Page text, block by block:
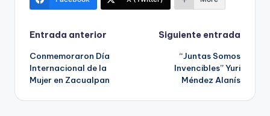
Navegación
de
entradas
Entrada anterior
Conmemoraron Día
Internacional de la
Mujer en Zacualpan
Siguiente entrada
“Juntas Somos
Invencibles” Yuri
Méndez Alanís